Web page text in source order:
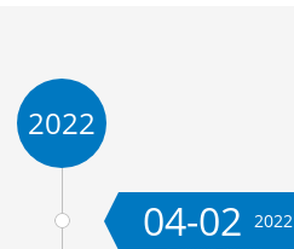
2022
04-02 2022